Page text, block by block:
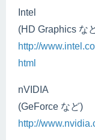
Intel
(HD Graphics な
http://
html
nVIDIA
(GeForce など)
http://